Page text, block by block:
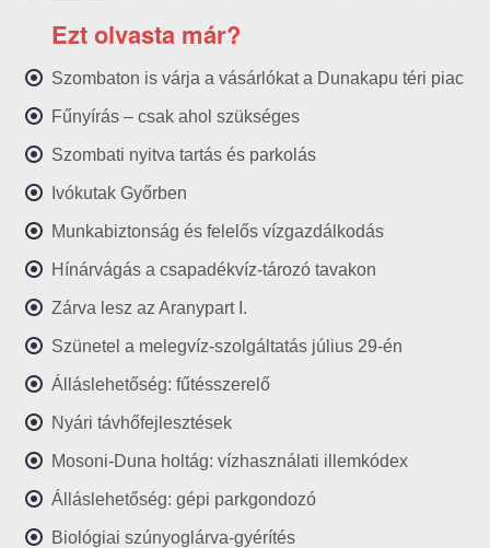
Ezt olvasta már?
Szombaton is várja a vásárlókat a Dunakapu téri piac
Fűnyírás – csak ahol szükséges
Szombati nyitva tartás és parkolás
Ivókutak Győrben
Munkabiztonság és felelős vízgazdálkodás
Hínárvágás a csapadékvíz-tározó tavakon
Zárva lesz az Aranypart I.
Szünetel a melegvíz-szolgáltatás július 29-én
Álláslehetőség: fűtésszerelő
Nyári távhőfejlesztések
Mosoni-Duna holtág: vízhasználati illemkódex
Álláslehetőség: gépi parkgondozó
Biológiai szúnyoglárva-gyérítés